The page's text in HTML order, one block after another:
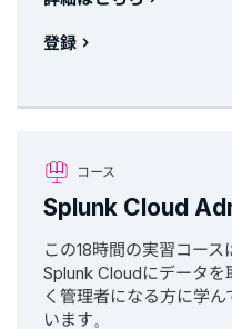
登録
コース
Splunk Cloud
この18時間の実習コース
Splunk Cloudにデータ
く管理者になる方に学
います。